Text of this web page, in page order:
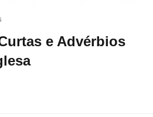
e Advérbios